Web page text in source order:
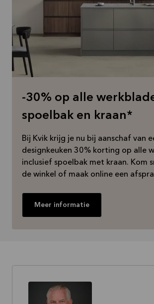
-30% op alle
spoelbak en kraan*
Bij Kvik krijg je nu bij aanschaf van
designkeuken 30% korting op alle
inclusief spoelbak met kraan. Kom
de winkel of maak online een
Meer informatie